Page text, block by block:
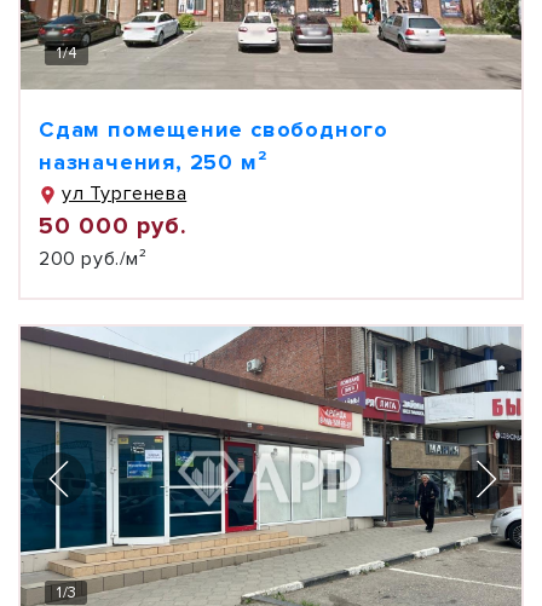
1/4
Сдам помещение свободного
назначения, 250 м²
ул Тургенева
50 000 руб.
200 руб./м²
1/3